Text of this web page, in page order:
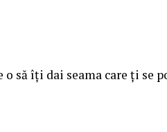
să îți dai seama care ți se